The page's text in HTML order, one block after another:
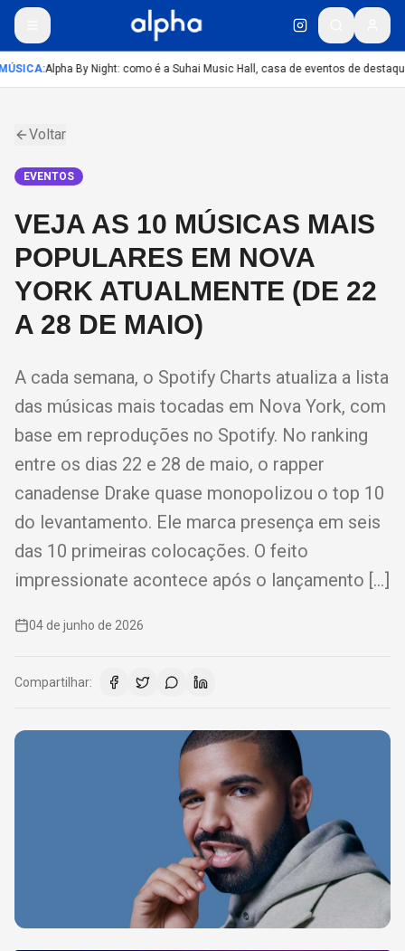
:Alpha By Night: como é a Suhai Music Hall, casa de eventos de
Voltar
EVENTOS
VEJA AS 10 MÚSICAS MAIS
POPULARES EM NOVA
YORK ATUALMENTE (DE 22
A 28 DE MAIO)
A cada semana, o Spotify Charts atualiza a lista
das músicas mais tocadas em Nova York, com
base em reproduções no Spotify. No ranking
entre os dias 22 e 28 de maio, o rapper
canadense Drake quase monopolizou o top 10
do levantamento. Ele marca presença em seis
das 10 primeiras colocações. O feito
impressionate acontece após o lançamento […]
04 de junho de 2026
Compartilhar: